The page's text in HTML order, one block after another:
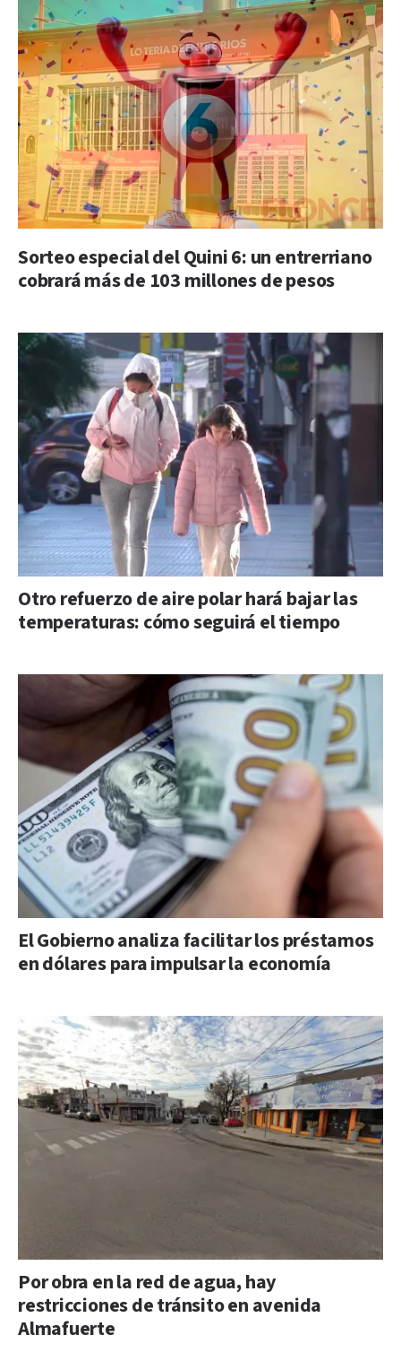
Sorteo especial del Quini 6: un entrerriano
cobrará más de 103 millones de pesos
Otro refuerzo de aire polar hará bajar las
temperaturas: cómo seguirá el tiempo
El Gobierno analiza facilitar los préstamos
en dólares para impulsar la economía
Por obra en la red de agua, hay
restricciones de tránsito en avenida
Almafuerte